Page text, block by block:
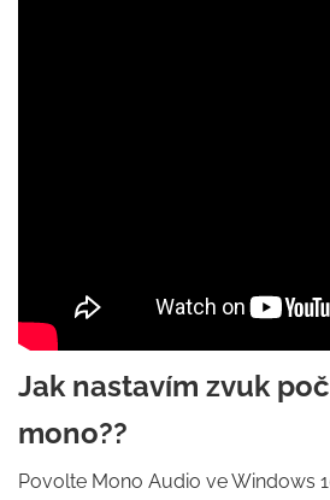
Jak nastavím zvuk
mono??
Povolte Mono Audio ve Windows